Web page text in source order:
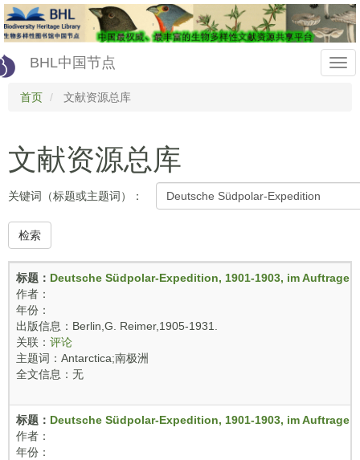
Skip
to
main
contentBHL中国节点
首页 文献资源总库
文献资源总库
关键词（标题或主题词）：
检索
标题： Deutsche Südpolar-Expedition, 1901-1903, im
作者：
年份：
出版信息：Berlin,G. Reimer,1905-1931.
关联： 评论
主题词：Antarctica;南极洲
全文信息：无
标题： Deutsche Südpolar-Expedition, 1901-1903, im
作者：
年份：